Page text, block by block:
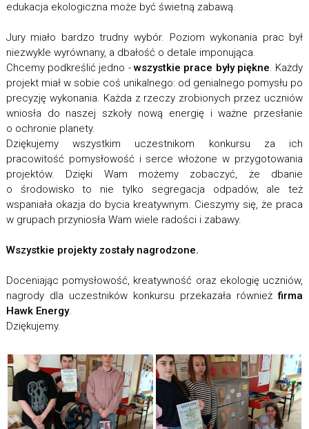
edukacja ekologiczna może być świetną zabawą.
Jury miało bardzo trudny wybór. Poziom wykonania prac był
niezwykle wyrównany, a dbałość o detale imponująca.
Chcemy podkreślić jedno - wszystkie prace były piękne. Każdy
projekt miał w sobie coś unikalnego: od genialnego pomysłu po
precyzję wykonania. Każda z rzeczy zrobionych przez uczniów
wniosła do naszej szkoły nową energię i ważne przesłanie
o ochronie planety.
Dziękujemy wszystkim uczestnikom konkursu za ich
pracowitość pomysłowość i serce włożone w przygotowania
projektów. Dzięki Wam możemy zobaczyć, że dbanie
o środowisko to nie tylko segregacja odpadów, ale też
wspaniała okazja do bycia kreatywnym. Cieszymy się, że praca
w grupach przyniosła Wam wiele radości i zabawy.
Wszystkie projekty zostały nagrodzone.
Doceniając pomysłowość, kreatywność oraz ekologię uczniów,
nagrody dla uczestników konkursu przekazała również firma
Hawk Energy.
Dziękujemy.